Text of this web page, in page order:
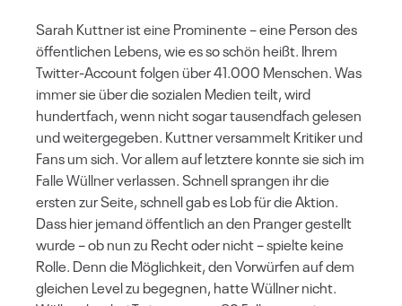
Sarah Kuttner ist eine Prominente – eine Person des
öffentlichen Lebens, wie es so schön heißt. Ihrem
Twitter-Account folgen über 41.000 Menschen. Was
immer sie über die sozialen Medien teilt, wird
hundertfach, wenn nicht sogar tausendfach gelesen
und weitergegeben. Kuttner versammelt Kritiker und
Fans um sich. Vor allem auf letztere konnte sie sich im
Falle Wüllner verlassen. Schnell sprangen ihr die
ersten zur Seite, schnell gab es Lob für die Aktion.
Dass hier jemand öffentlich an den Pranger gestellt
wurde – ob nun zu Recht oder nicht – spielte keine
Rolle. Denn die Möglichkeit, den Vorwürfen auf dem
gleichen Level zu begegnen, hatte Wüllner nicht.